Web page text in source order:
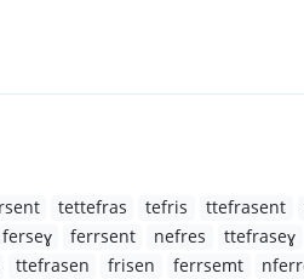
tettefras tefris ttefrasent
ferseɣ ferrsent nefres ttefraseɣ
ttefrasen frisen ferrsemt